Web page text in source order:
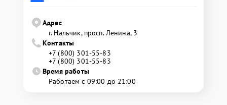
Адрес
г. Нальчик, просп. Ленина, 3
Контакты
+7 (800) 301-55-83
+7 (800) 301-55-83
Время работы
Работаем с 09:00 до 21:00